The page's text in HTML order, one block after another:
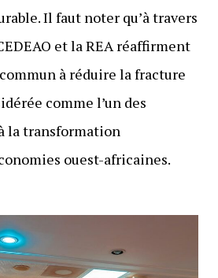
Il faut noter qu’à travers
et la REA réaffirment
à réduire la fracture
comme l’un des
la transformation
ouest-africaines.